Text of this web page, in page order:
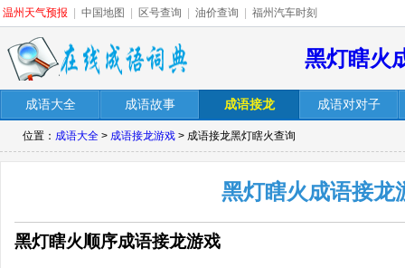
温州天气预报 中国地图 区号查询 油价查询 福州汽车时刻
黑灯瞎火
成语大全 成语故事 成语接龙 成语对对子
位置： 成语大全 > 成语接龙游戏 > 成语接龙黑灯瞎火查询
黑灯瞎火成语接龙
黑灯瞎火顺序成语接龙游戏